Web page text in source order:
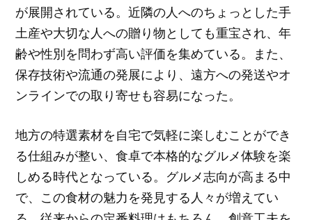
が展開されている。近隣の人へのちょっとした手
土産や大切な人への贈り物としても重宝され、年
齢や性別を問わず高い評価を集めている。また、
保存技術や流通の発展により、遠方への発送やオ
ンラインでの取り寄せも容易になった。
地方の特選素材を自宅で気軽に楽しむことができ
る仕組みが整い、食卓で本格的なグルメ体験を楽
しめる時代となっている。グルメ志向が高まる中
で、この食材の魅力を発見する人々が増えてい